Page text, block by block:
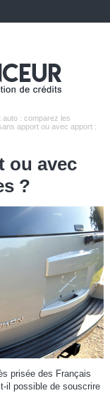
auto : comparez les
apport ou avec apport :
ou avec
?
prisée des Français
il possible de souscrire